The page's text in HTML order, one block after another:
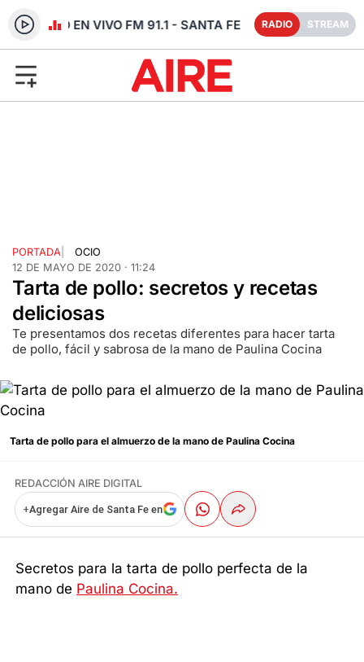
RADIO EN VIVO FM 91.1 - SANTA FE RADIO STREAM
PORTADA
OCIO
12 DE MAYO DE 2020 · 11:24
Tarta de pollo: secretos y recetas
deliciosas
Te presentamos dos recetas diferentes para hacer tarta
de pollo, fácil y sabrosa de la mano de Paulina Cocina
Tarta de pollo para el almuerzo de la mano de Paulina Cocina
REDACCIÓN AIRE DIGITAL
+Agregar Aire de Santa Fe en
Secretos para la tarta de pollo perfecta de la
mano de Paulina Cocina.